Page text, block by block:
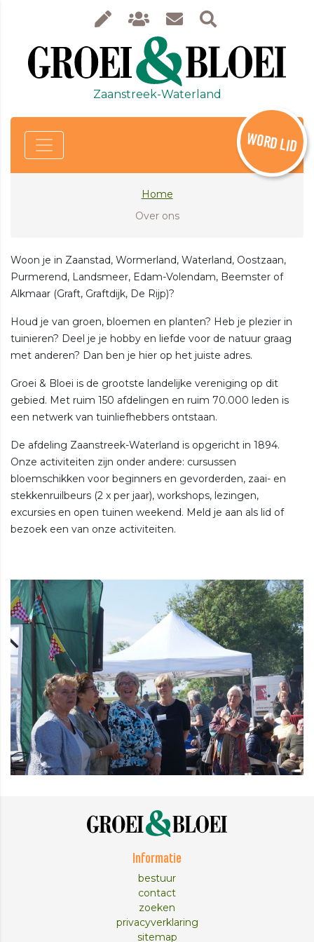
Zaanstreek-Waterland
WORD LID
Home
Over ons
Woon je in Zaanstad, Wormerland, Waterland, Oostzaan,
Purmerend, Landsmeer, Edam-Volendam, Beemster of
Alkmaar (Graft, Graftdijk, De Rijp)?
Houd je van groen, bloemen en planten? Heb je plezier in
tuinieren? Deel je je hobby en liefde voor de natuur graag
met anderen? Dan ben je hier op het juiste adres.
Groei & Bloei is de grootste landelijke vereniging op dit
gebied. Met ruim 150 afdelingen en ruim 70.000 leden is
een netwerk van tuinliefhebbers ontstaan.
De afdeling Zaanstreek-Waterland is opgericht in 1894.
Onze activiteiten zijn onder andere: cursussen
bloemschikken voor beginners en gevorderden, zaai- en
stekkenruilbeurs (2 x per jaar), workshops, lezingen,
excursies en open tuinen weekend. Meld je aan als lid of
bezoek een van onze activiteiten.
Informatie
bestuur
contact
zoeken
privacyverklaring
sitemap